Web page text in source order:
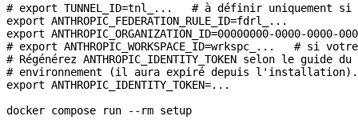
# export TUNNEL_ID=tnl_...   # à définir
export ANTHROPIC_FEDERATION_RULE_ID=fdrl_
...
export ANTHROPIC_ORGANIZATION_ID=00000000-0000-0000-
# export ANTHROPIC_WORKSPACE_ID=wrkspc_...   #
# Régénérez ANTHROPIC_IDENTITY_TOKEN selon le
# environnement (il aura expiré depuis l'installation).
export ANTHROPIC_IDENTITY_TOKEN=...
docker compose run --rm setup